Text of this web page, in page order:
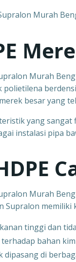
Murah
besar yang
yang
instalasi pipa
Murah
Supralon
tinggi dan
bahan
dipasang di